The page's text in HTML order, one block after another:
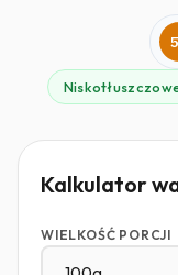
Kalkulator
WIELKOŚĆ PORCJI